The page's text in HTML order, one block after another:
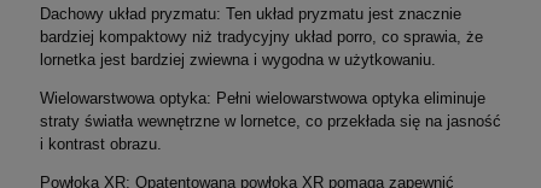
Dachowy układ pryzmatu: Ten układ pryzmatu jest znacznie
bardziej kompaktowy niż tradycyjny układ porro, co sprawia, że
lornetka jest bardziej zwiewna i wygodna w użytkowaniu.
Wielowarstwowa optyka: Pełni wielowarstwowa optyka eliminuje
straty światła wewnętrzne w lornetce, co przekłada się na jasność
i kontrast obrazu.
Powłoka XR: Opatentowana powłoka XR pomaga zapewnić